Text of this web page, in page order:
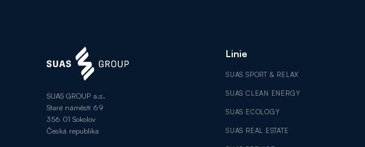
SUAS GROUP a.s.
Staré náměstí 69
356 01 Sokolov
Česká republika
Linie
SUAS SPORT & RELAX
SUAS CLEAN ENERGY
SUAS ECOLOGY
SUAS REAL ESTATE